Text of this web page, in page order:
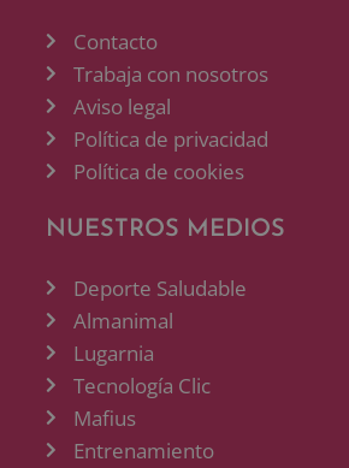
Contacto
Trabaja con nosotros
Aviso legal
Política de privacidad
Política de cookies
NUESTROS MEDIOS
Deporte Saludable
Almanimal
Lugarnia
Tecnología Clic
Mafius
Entrenamiento